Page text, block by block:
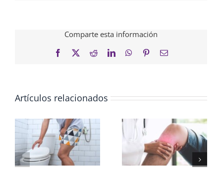
Comparte esta información
Facebook RedditLinkedInWhatsApp
PinterestCorreo
Artículos relacionados